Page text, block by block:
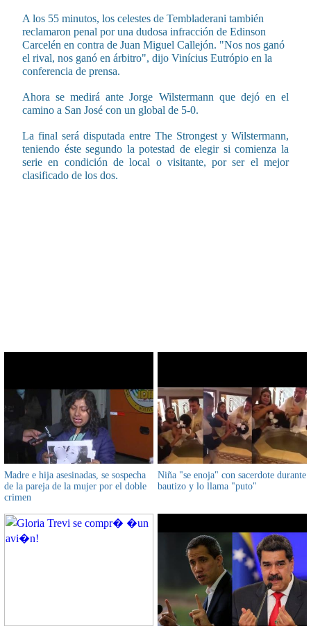
A los 55 minutos, los celestes de Tembladerani también
reclamaron penal por una dudosa infracción de Edinson
Carcelén en contra de Juan Miguel Callejón. "Nos nos ganó
el rival, nos ganó en árbitro", dijo Vinícius Eutrópio en la
conferencia de prensa.
Ahora se medirá ante Jorge Wilstermann que dejó en el
camino a San José con un global de 5-0.
La final será disputada entre The Strongest y Wilstermann,
teniendo éste segundo la potestad de elegir si comienza la
serie en condición de local o visitante, por ser el mejor
clasificado de los dos.
Madre e hija asesinadas, se sospecha
de la pareja de la mujer por el doble
crimen
Niña "se enoja" con sacerdote durante
bautizo y lo llama "puto"